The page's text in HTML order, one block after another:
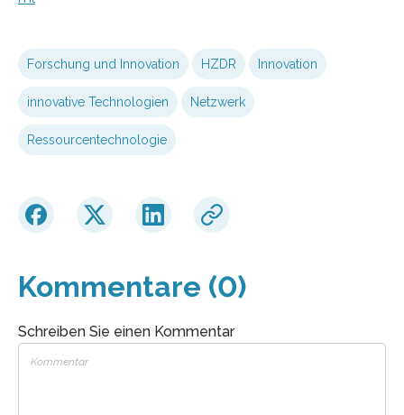
Forschung und Innovation HZDR Innovation
innovative Technologien Netzwerk
Ressourcentechnologie
Kommentare (0)
Schreiben Sie einen Kommentar